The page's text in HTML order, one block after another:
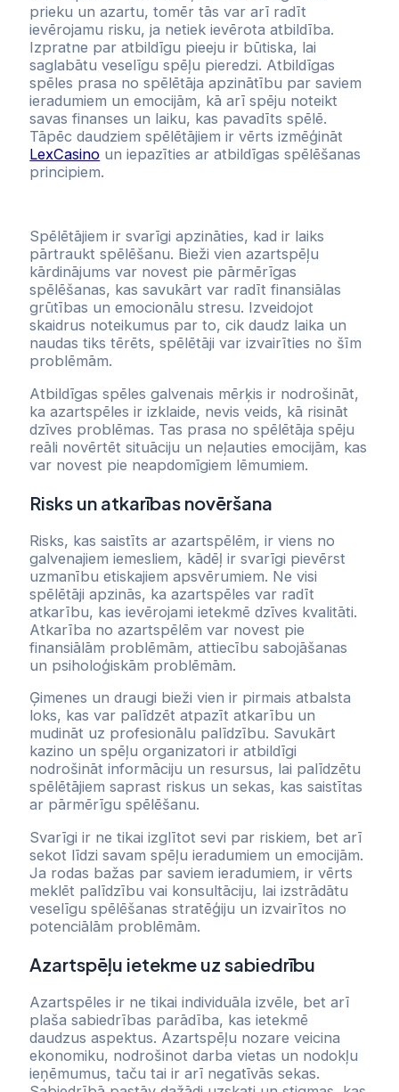
prieku un azartu, tomēr tās var arī radīt
ievērojamu risku, ja netiek ievērota atbildība.
Izpratne par atbildīgu pieeju ir būtiska, lai
saglabātu veselīgu spēļu pieredzi. Atbildīgas
spēles prasa no spēlētāja apzinātību par saviem
ieradumiem un emocijām, kā arī spēju noteikt
savas finanses un laiku, kas pavadīts spēlē.
Tāpēc daudziem spēlētājiem ir vērts izmēģināt
LexCasino un iepazīties ar atbildīgas spēlēšanas
principiem.
Spēlētājiem ir svarīgi apzināties, kad ir laiks
pārtraukt spēlēšanu. Bieži vien azartspēļu
kārdinājums var novest pie pārmērīgas
spēlēšanas, kas savukārt var radīt finansiālas
grūtības un emocionālu stresu. Izveidojot
skaidrus noteikumus par to, cik daudz laika un
naudas tiks tērēts, spēlētāji var izvairīties no šīm
problēmām.
Atbildīgas spēles galvenais mērķis ir nodrošināt,
ka azartspēles ir izklaide, nevis veids, kā risināt
dzīves problēmas. Tas prasa no spēlētāja spēju
reāli novērtēt situāciju un neļauties emocijām, kas
var novest pie neapdomīgiem lēmumiem.
Risks un atkarības novēršana
Risks, kas saistīts ar azartspēlēm, ir viens no
galvenajiem iemesliem, kādēļ ir svarīgi pievērst
uzmanību etiskajiem apsvērumiem. Ne visi
spēlētāji apzinās, ka azartspēles var radīt
atkarību, kas ievērojami ietekmē dzīves kvalitāti.
Atkarība no azartspēlēm var novest pie
finansiālām problēmām, attiecību sabojāšanas
un psiholoģiskām problēmām.
Ģimenes un draugi bieži vien ir pirmais atbalsta
loks, kas var palīdzēt atpazīt atkarību un
mudināt uz profesionālu palīdzību. Savukārt
kazino un spēļu organizatori ir atbildīgi
nodrošināt informāciju un resursus, lai palīdzētu
spēlētājiem saprast riskus un sekas, kas saistītas
ar pārmērīgu spēlēšanu.
Svarīgi ir ne tikai izglītot sevi par riskiem, bet arī
sekot līdzi savam spēļu ieradumiem un emocijām.
Ja rodas bažas par saviem ieradumiem, ir vērts
meklēt palīdzību vai konsultāciju, lai izstrādātu
veselīgu spēlēšanas stratēģiju un izvairītos no
potenciālām problēmām.
Azartspēļu ietekme uz sabiedrību
Azartspēles ir ne tikai individuāla izvēle, bet arī
plaša sabiedrības parādība, kas ietekmē
daudzus aspektus. Azartspēļu nozare veicina
ekonomiku, nodrošinot darba vietas un nodokļu
ieņēmumus, taču tai ir arī negatīvās sekas.